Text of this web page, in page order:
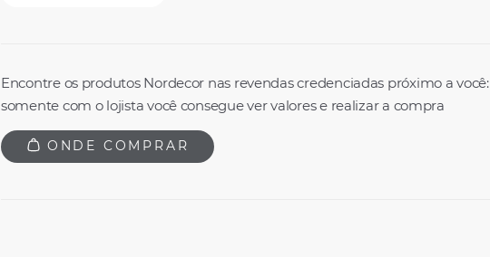
Encontre os produtos Nordecor nas revendas credenciadas próximo a você:
somente com o lojista você consegue ver valores e realizar a compra
ONDE COMPRAR